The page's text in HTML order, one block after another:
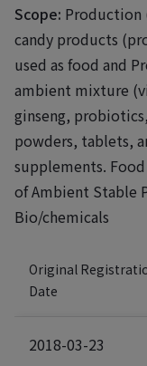
Scope: Production
candy products
used as food and
ambient mixture
ginseng,
powders, tablets,
supplements. Food
of Ambient Stable
Bio/chemicals
Original
Date
2018-03-23